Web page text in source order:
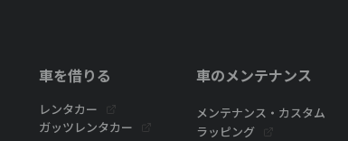
車を借りる
レンタカー
ガッツレンタカー
車のメンテナンス
メンテナンス・カスタム
ラッピング